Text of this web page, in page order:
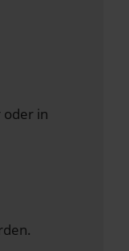
oder in